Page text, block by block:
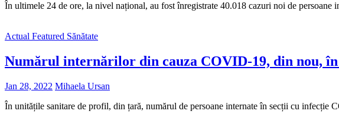
În ultimele 24 de ore, la nivel național, au fost înregistrate 40.018 cazuri noi de
Actual Featured Sănătate
Numărul internărilor din cauza COVID-19, din nou, în
Jan 28, 2022 Mihaela Ursan
În unitățile sanitare de profil, din țară, numărul de persoane internate în secții cu infecție